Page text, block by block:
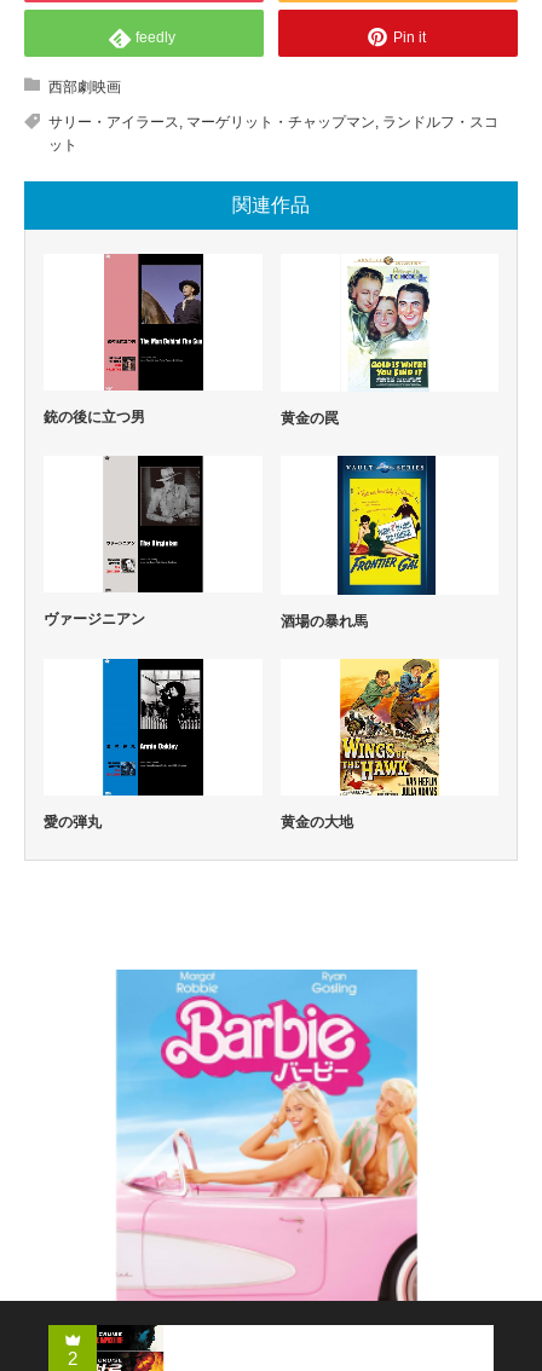
feedly Pin it
西部劇映画
サリー・アイラース マーゲリット・チャップマン ランドルフ・スコ
ット
関連作品
銃の後に立つ男 黄金の罠
ヴァージニアン 酒場の暴れ馬
愛の弾丸 黄金の大地
2